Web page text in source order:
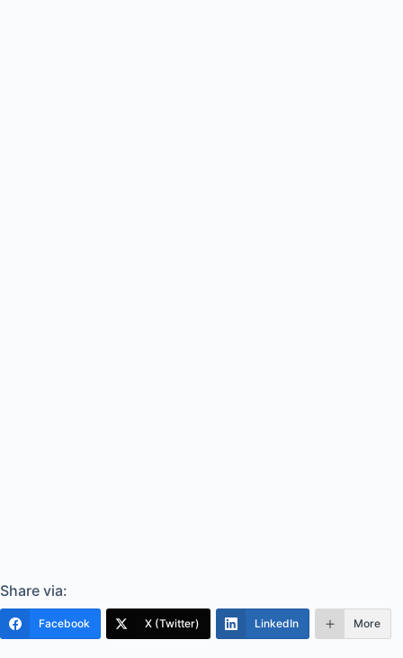
Share via:
Facebook X (Twitter) LinkedIn More